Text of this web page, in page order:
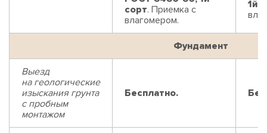
сорт. Приемка с
влагомером.
1й
Фундамент
Выезд
на геологические
изыскания грунта
с пробным
монтажом
Бесплатно.